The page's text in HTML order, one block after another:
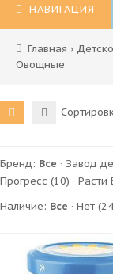
НАВИГАЦИЯ
Главная ›
Овощные
Бренд: Все · Завод
Прогресс (10) · Расти
Наличие: Все · Нет